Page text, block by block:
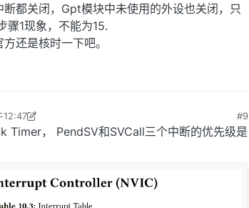
都关闭，Gpt模块中未使用的外设也关闭，只
骤1现象，不能为15.
还是核时一下吧。
12:47
1月10日 上午8:48
#9
Timer， PendSV和SVCall三个中断的优先级是